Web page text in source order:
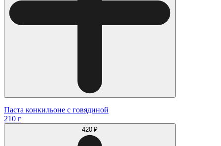
Паста конкильоне с говядиной
210 г
420 ₽